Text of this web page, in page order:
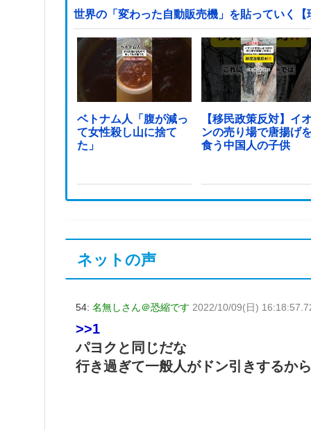
世界の「変わった自動販売機」を貼っていく【
ベトナム人「腹が減っ
て女性殺し山に捨て
た」
【移民政策反対】イ
ンの売り場で唐揚げ
食う中国人の子供
ネットの声
54: 名無しさん＠恐縮です 2022/10/09(日)
>>1
パヨクと同じだな
行き過ぎて一般人がドン引きするか